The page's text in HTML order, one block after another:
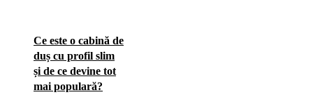
Ce este o cabină de
duș cu profil slim
și de ce devine tot
mai populară?